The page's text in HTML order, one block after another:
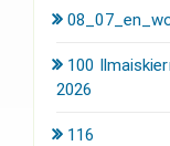
100
2026
116